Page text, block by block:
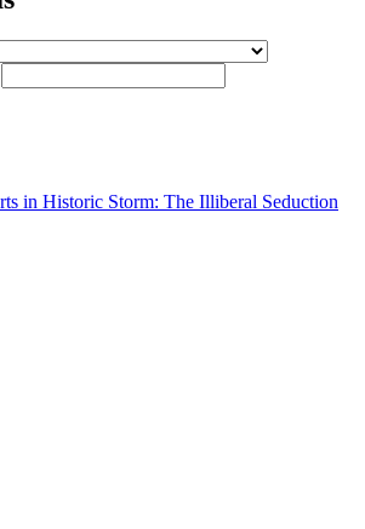
in Historic Storm: The Illiberal Seduction